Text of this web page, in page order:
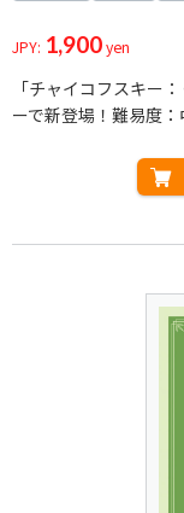
JPY: 1,900yen
「チャイコフスキー
ーで新登場！難易度